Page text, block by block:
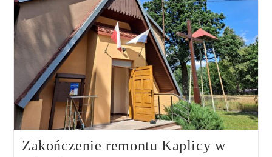
Zakończenie remontu Kaplicy w